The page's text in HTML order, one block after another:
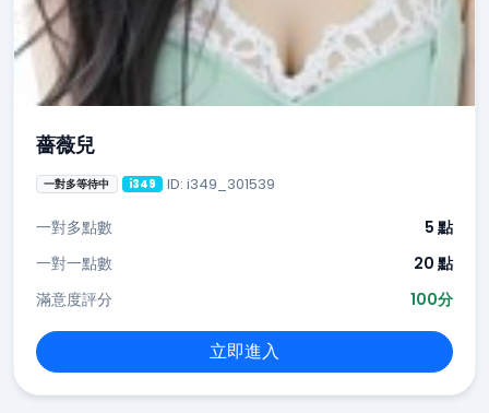
薔薇兒
一對多等待中 i349 ID: i349_301539
一對多點數
5 點
一對一點數
20 點
滿意度評分
100分
立即進入